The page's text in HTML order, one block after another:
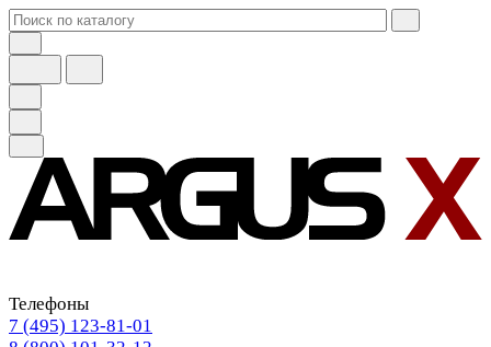
Телефоны
7 (495) 123-81-01